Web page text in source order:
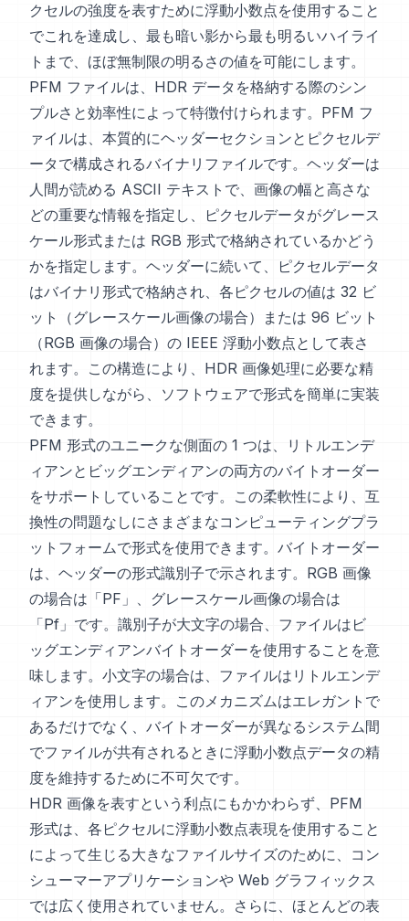
クセルの強度を表すために浮動小数点を使用すること
でこれを達成し、最も暗い影から最も明るいハイライ
トまで、ほぼ無制限の明るさの値を可能にします。
PFM ファイルは、HDR データを格納する際のシン
プルさと効率性によって特徴付けられます。PFM フ
ァイルは、本質的にヘッダーセクションとピクセルデ
ータで構成されるバイナリファイルです。ヘッダーは
人間が読める ASCII テキストで、画像の幅と高さな
どの重要な情報を指定し、ピクセルデータがグレース
ケール形式または RGB 形式で格納されているかどう
かを指定します。ヘッダーに続いて、ピクセルデータ
はバイナリ形式で格納され、各ピクセルの値は 32 ビ
ット（グレースケール画像の場合）または 96 ビット
（RGB 画像の場合）の IEEE 浮動小数点として表さ
れます。この構造により、HDR 画像処理に必要な精
度を提供しながら、ソフトウェアで形式を簡単に実装
できます。
PFM 形式のユニークな側面の 1 つは、リトルエンデ
ィアンとビッグエンディアンの両方のバイトオーダー
をサポートしていることです。この柔軟性により、互
換性の問題なしにさまざまなコンピューティングプラ
ットフォームで形式を使用できます。バイトオーダー
は、ヘッダーの形式識別子で示されます。RGB 画像
の場合は「PF」、グレースケール画像の場合は
「Pf」です。識別子が大文字の場合、ファイルはビ
ッグエンディアンバイトオーダーを使用することを意
味します。小文字の場合は、ファイルはリトルエンデ
ィアンを使用します。このメカニズムはエレガントで
あるだけでなく、バイトオーダーが異なるシステム間
でファイルが共有されるときに浮動小数点データの精
度を維持するために不可欠です。
HDR 画像を表すという利点にもかかわらず、PFM
形式は、各ピクセルに浮動小数点表現を使用すること
によって生じる大きなファイルサイズのために、コン
シューマーアプリケーションや Web グラフィックス
では広く使用されていません。さらに、ほとんどの表